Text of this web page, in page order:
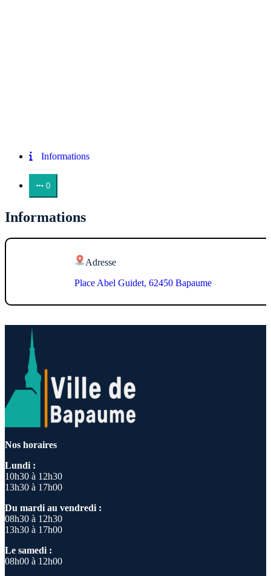
Informations
0
Informations
Adresse
Place Abel Guidet, 62450 Bapaume
Nos horaires
Lundi :
10h30 à 12h30
13h30 à 17h00
Du mardi au vendredi :
08h30 à 12h30
13h30 à 17h00
Le samedi :
08h00 à 12h00